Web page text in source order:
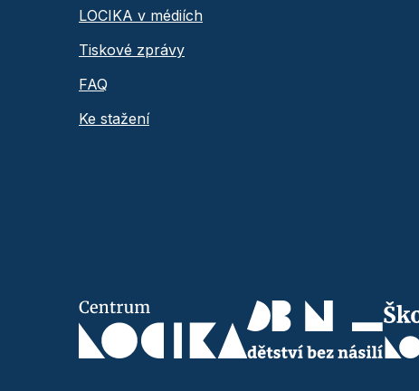
LOCIKA v médiích
Tiskové zprávy
FAQ
Ke stažení